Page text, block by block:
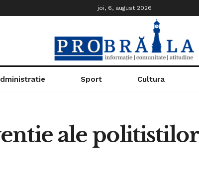
joi, 6, august 2026
Sport Cultura
ale politistilor